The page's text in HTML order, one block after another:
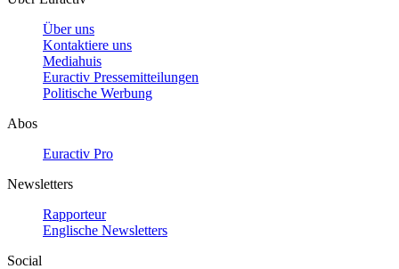
Über uns
Kontaktiere uns
Mediahuis
Euractiv Pressemitteilungen
Politische Werbung
Abos
Euractiv Pro
Newsletters
Rapporteur
Englische Newsletters
Social